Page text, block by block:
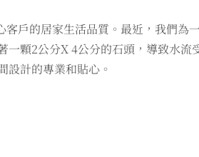
戶的居家生活品質。最近，我們為
顆2公分X 4公分的石頭，導致水
設計的專業和貼心。